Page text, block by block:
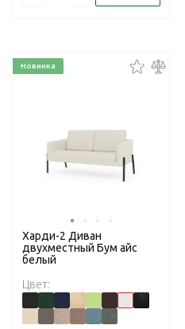
Новинка
Харди-2 Диван
двухместный Бум айс
белый
Цвет: